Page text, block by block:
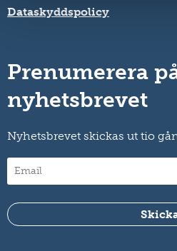
Dataskyddspolicy
Prenumerera
nyhetsbrevet
Nyhetsbrevet skickas ut tio